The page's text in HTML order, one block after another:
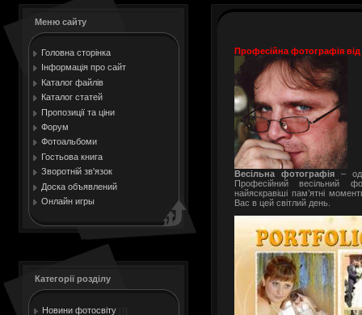
Меню сайту
Головна сторінка
Інформація про сайт
Каталог файлів
Каталог статей
Пропозиції та ціни
Форум
Фотоальбоми
Гостьова книга
Зворотній зв'язок
Доска объявлений
Онлайн игры
Категорії розділу
Новини фотосвіту
Професійна фотографія від
Весільна фотографія –
Професійний весільний
найяскравіші пам’ятні
Вас в цей світлий день.